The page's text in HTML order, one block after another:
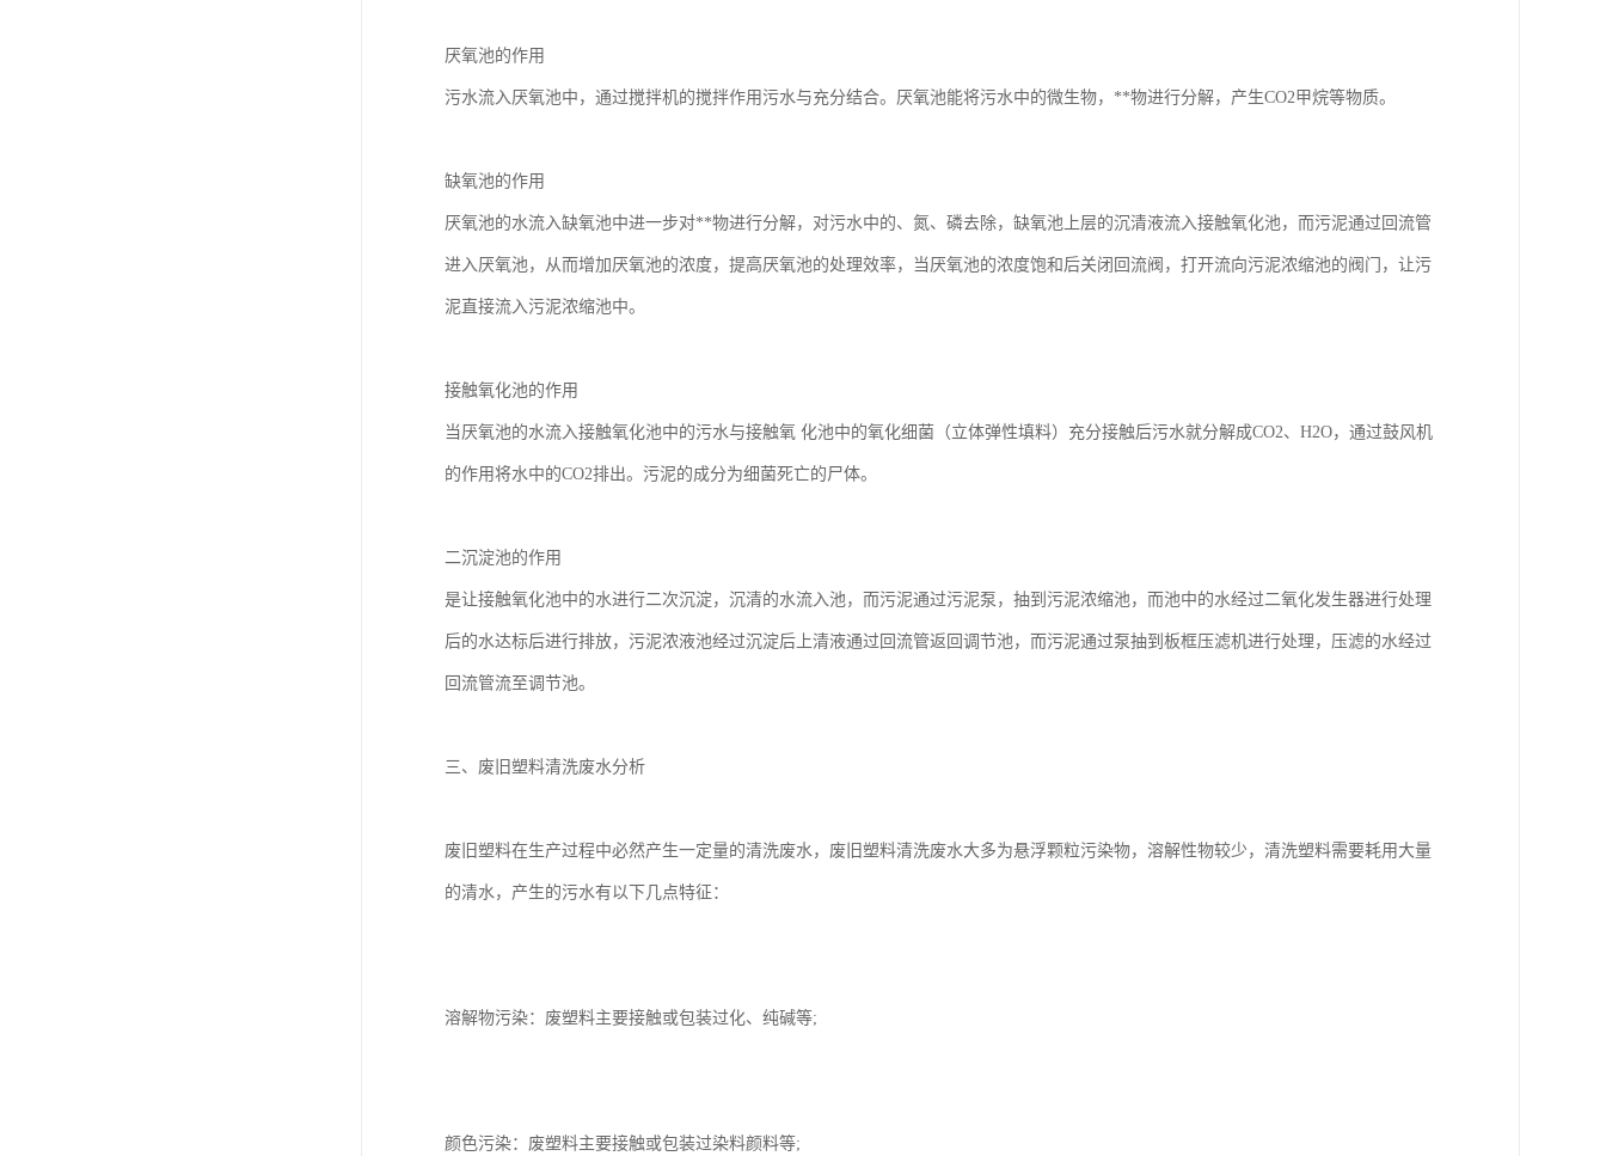
厌氧池的作用
污水流入厌氧池中，通过搅拌机的搅拌作用污水与充分结合。厌氧池能将污水中的微生物，**物进行分解，产生CO2甲烷等物质。
缺氧池的作用
厌氧池的水流入缺氧池中进一步对**物进行分解，对污水中的、氮、磷去除，缺氧池上层的沉清液流入接触氧化池，而污泥通过回流管
进入厌氧池，从而增加厌氧池的浓度，提高厌氧池的处理效率，当厌氧池的浓度饱和后关闭回流阀，打开流向污泥浓缩池的阀门，让污
泥直接流入污泥浓缩池中。
接触氧化池的作用
当厌氧池的水流入接触氧化池中的污水与接触氧 化池中的氧化细菌（立体弹性填料）充分接触后污水就分解成CO2、H2O，通过鼓风机
的作用将水中的CO2排出。污泥的成分为细菌死亡的尸体。
二沉淀池的作用
是让接触氧化池中的水进行二次沉淀，沉清的水流入池，而污泥通过污泥泵，抽到污泥浓缩池，而池中的水经过二氧化发生器进行处理
后的水达标后进行排放，污泥浓液池经过沉淀后上清液通过回流管返回调节池，而污泥通过泵抽到板框压滤机进行处理，压滤的水经过
回流管流至调节池。
三、废旧塑料清洗废水分析
废旧塑料在生产过程中必然产生一定量的清洗废水，废旧塑料清洗废水大多为悬浮颗粒污染物，溶解性物较少，清洗塑料需要耗用大量
的清水，产生的污水有以下几点特征：
溶解物污染：废塑料主要接触或包装过化、纯碱等;
颜色污染：废塑料主要接触或包装过染料颜料等;